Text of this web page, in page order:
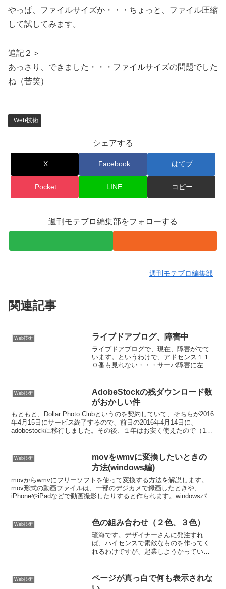
やっぱ、ファイルサイズか・・・ちょっと、ファイル圧縮
して試してみます。
追記２＞
あっさり、できました・・・ファイルサイズの問題でした
ね（苦笑）
Web技術
シェアする
X Facebook はてブ
Pocket LINE コピー
週刊モテブロ編集部をフォローする
週刊モテブロ編集部
関連記事
Web技術 ライブドアブログ、障害中
ライブドアブログで、現在、障害がでて
います。というわけで、アドセンス１１
０番も見れない・・・サーバ障害に左右
じゃなくて、通信障害もありえますから
アレなんですけれども・・...
Web技術
AdobeStockの残ダウンロード数
がおかしい件
もともと、Dollar Photo Clubというのを契約していて、そちらが2016
年4月15日にサービス終了するので、前日の2016年4月14日に、
adobestockに移行しました。その後、１年はお安く使えたので（10
Web技術
movをwmvに変換したいときの
方法(windows編)
movからwmvにフリーソフトを使って変換する方法を解説します。
mov形式の動画ファイルは、一部のデジカメで録画したときや、
iPhoneやiPadなどで動画撮影したりすると作られます。windowsパソ
Web技術 色の組み合わせ（２色、３色）
琉海です。デザイナーさんに発注すれ
ば、ハイセンスで素敵なものを作ってく
れるわけですが、起業しようかっていう
です。誰かのブログを見るときに、どこ
か（ダサい・・・）感じがす...
Web技術
ページが真っ白で何も表示されな